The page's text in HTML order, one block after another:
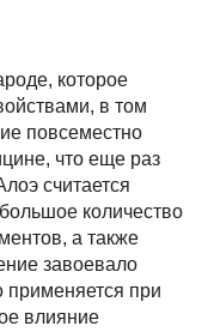
которое
в том
повсеместно
что еще раз
считается
количество
а также
завоевало
применяется при
влияние